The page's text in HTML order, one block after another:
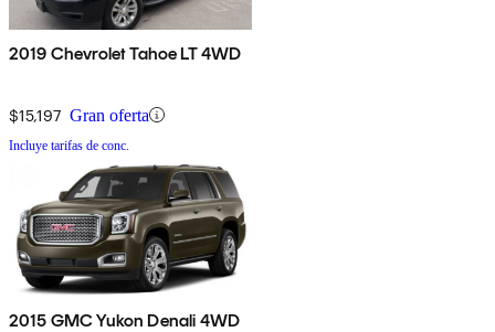
2019 Chevrolet Tahoe LT 4WD
$15,197 Gran oferta
Incluye tarifas de conc.
2015 GMC Yukon Denali 4WD